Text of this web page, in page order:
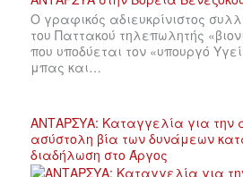
Ο γραφικός αδιευκρίνιστος
του Παττακού τηλεπωλητής
που υποδύεται τον «υπουργό
μπας και…
ΑΝΤΑΡΣΥΑ: Καταγγελία για την
ασύστολη βία των δυνάμεων
διαδήλωση στο Άργος